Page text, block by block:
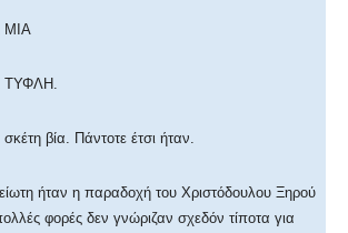
ΜΙΑ
ΤΥΦΛΗ.
σκέτη βία. Πάντοτε έτσι ήταν.
ήταν η παραδοχή του Χριστόδουλου Ξηρού
φορές δεν γνώριζαν σχεδόν τίποτα για